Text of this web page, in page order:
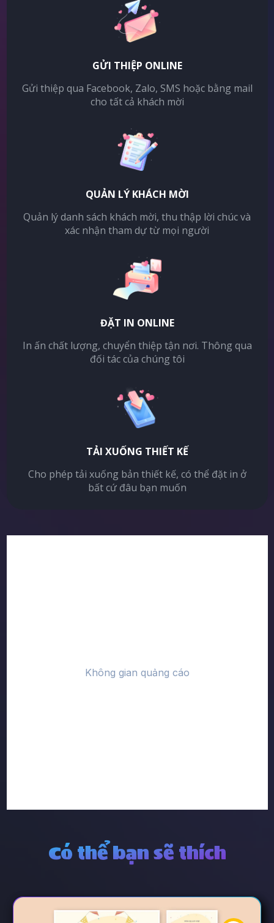
GỬI THIỆP ONLINE
Gửi thiệp qua Facebook, Zalo, SMS hoặc bằng mail
cho tất cả khách mời
QUẢN LÝ KHÁCH MỜI
Quản lý danh sách khách mời, thu thập lời chúc và
xác nhận tham dự từ mọi người
ĐẶT IN ONLINE
In ấn chất lượng, chuyển thiệp tận nơi. Thông qua
đối tác của chúng tôi
TẢI XUỐNG THIẾT KẾ
Cho phép tải xuống bản thiết kế, có thể đặt in ở
bất cứ đâu bạn muốn
Có thể bạn sẽ thích